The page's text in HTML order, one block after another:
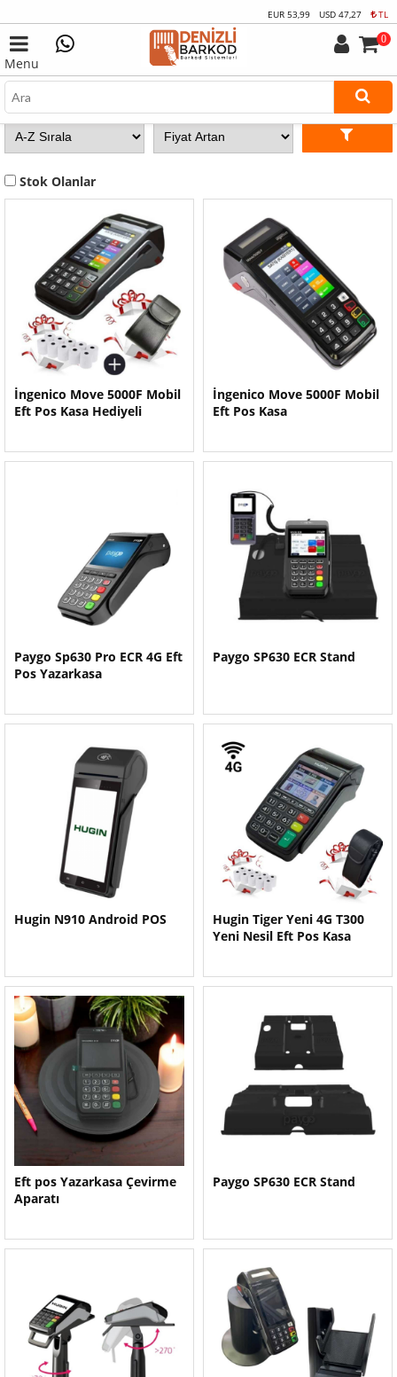
TL
USD 47,27
EUR 53,99
Menu
0
Stok Olanlar
İngenico Move 5000F Mobil
Eft Pos Kasa Hediyeli
İngenico Move 5000F Mobil
Eft Pos Kasa
Paygo Sp630 Pro ECR 4G Eft
Pos Yazarkasa
Paygo SP630 ECR Stand
Hugin N910 Android POS
Hugin Tiger Yeni 4G T300
Yeni Nesil Eft Pos Kasa
Eft pos Yazarkasa Çevirme
Aparatı
Paygo SP630 ECR Stand